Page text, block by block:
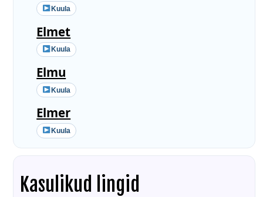
Kuula
Elmet
Kuula
Elmu
Kuula
Elmer
Kuula
Kasulikud lingid